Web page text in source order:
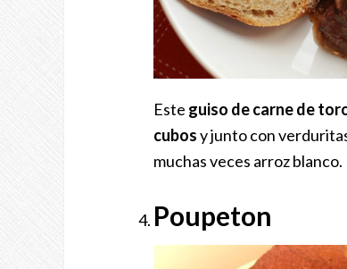
Este guiso de carne de
cubosy junto con
muchas veces arroz blanco.
Poupeton